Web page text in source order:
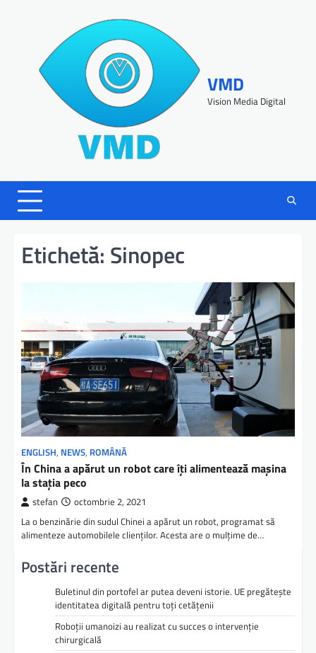
VMD
Vision Media Digital
Etichetă: Sinopec
ENGLISH, NEWS, ROMÂNĂ
În China a apărut un robot care îţi alimentează maşina
la staţia peco
stefan octombrie 2, 2021
La o benzinărie din sudul Chinei a apărut un robot, programat să
alimenteze automobilele clienţilor. Acesta are o mulţime de…
Postări recente
Buletinul din portofel ar putea deveni istorie. UE pregătește
identitatea digitală pentru toți cetățenii
Roboții umanoizi au realizat cu succes o intervenție
chirurgicală